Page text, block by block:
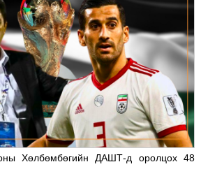
Хөлбөмбөгийн ДАШТ-д оролцох 48